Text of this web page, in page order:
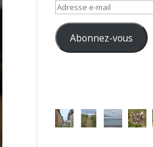
Adresse
mail Abonnez-vous